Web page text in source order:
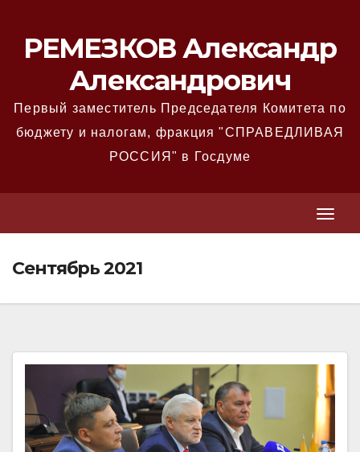
содержимому
РЕМЕЗКОВ Александр
Александрович
Первый заместитель Председателя Комитета по
бюджету и налогам, фракция "СПРАВЕДЛИВАЯ
РОССИЯ" в Госдуме
a
v
i
g
T
N
a
i
Сентябрь 2021